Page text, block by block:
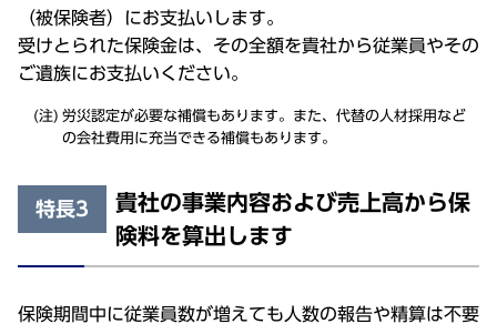
（被保険者）にお支払いします。
受けとられた保険金は、その全額を貴社から従業員やその
ご遺族にお支払いください。
労災認定が必要な補償もあります。また、代替の人材採用など
の会社費用に充当できる補償もあります。
特長3
貴社の事業内容および売上高から保
険料を算出します
保険期間中に従業員数が増えても人数の報告や精算は不要